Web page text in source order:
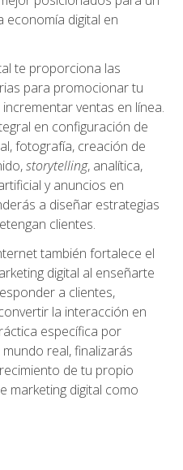
economía digital en
te proporciona las
para promocionar tu
ventas en línea.
en configuración de
fotografía, creación de
storytelling, analítica,
y anuncios en
a diseñar estrategias
clientes.
también fortalece el
digital al enseñarte
a clientes,
la interacción en
específica por
real, finalizarás
de tu propio
marketing digital como